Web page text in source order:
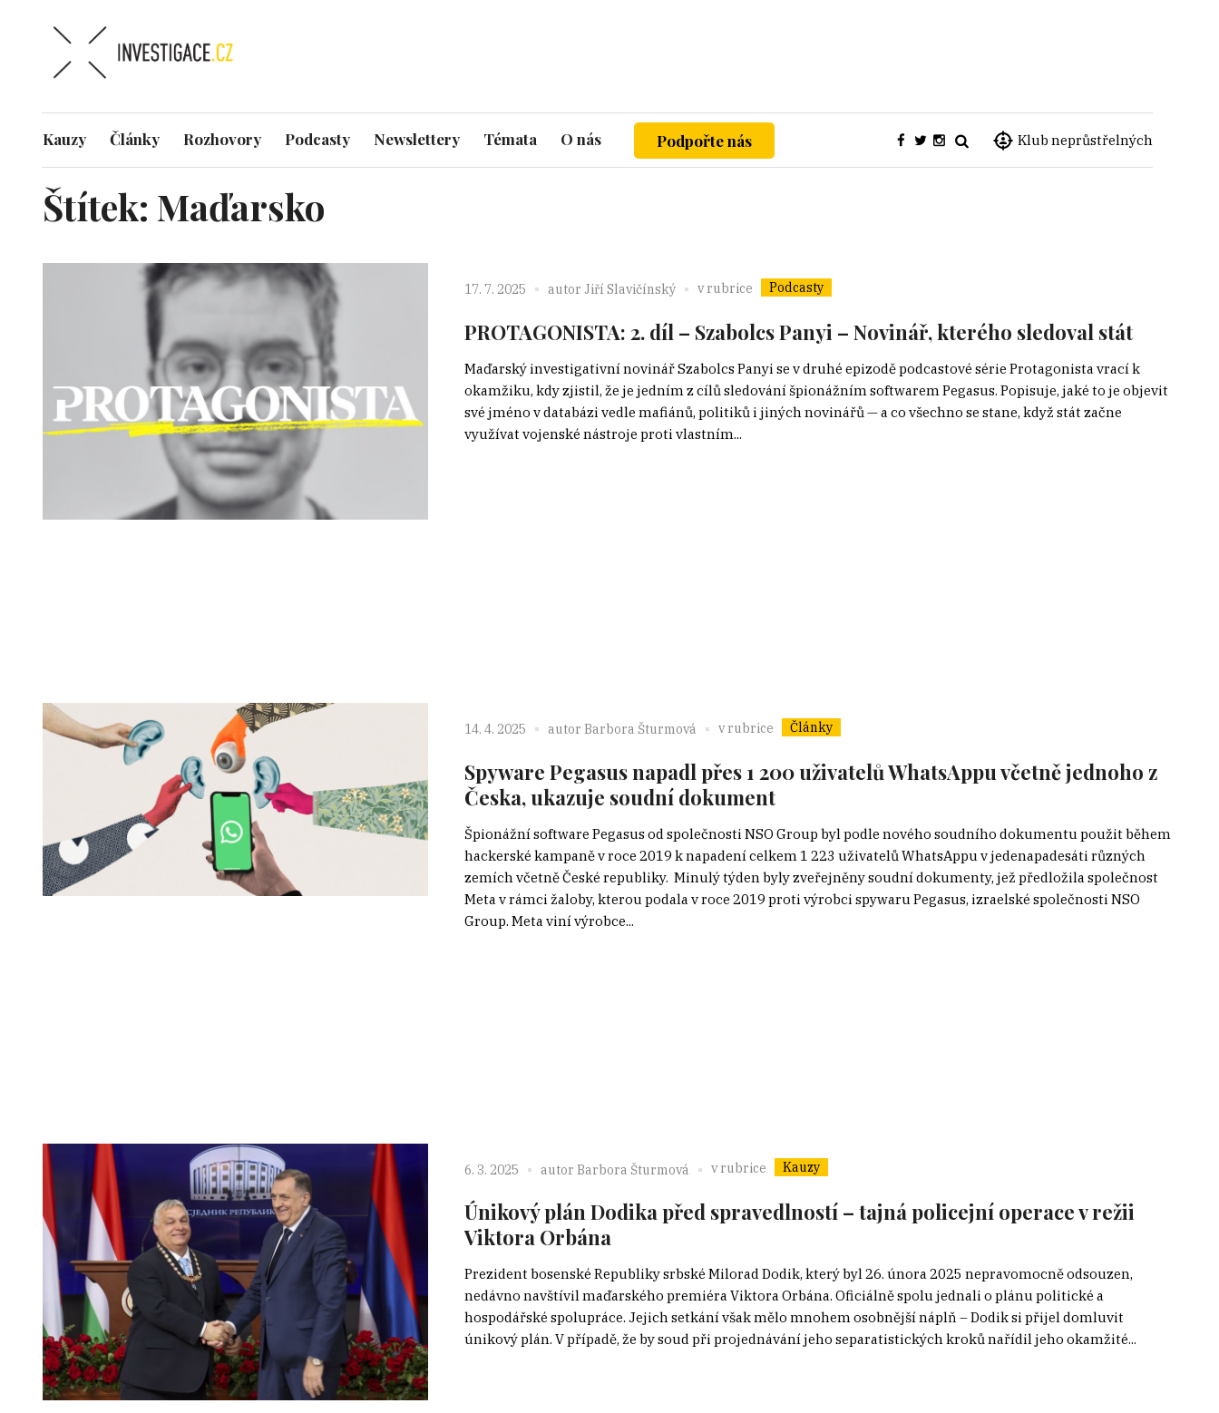
Klub neprůstřelných
Kauzy Články Rozhovory Podcasty Newslettery Témata O nás Podpořte nás
Štítek: Maďarsko
17. 7. 2025 autor Jiří Slavičínský v rubrice Podcasty
PROTAGONISTA: 2. díl – Szabolcs Panyi – Novinář, kterého sledoval stát
Maďarský investigativní novinář Szabolcs Panyi se v druhé epizodě podcastové série Protagonista vrací k
okamžiku, kdy zjistil, že je jedním z cílů sledování špionážním softwarem Pegasus. Popisuje, jaké to je objevit
své jméno v databázi vedle mafiánů, politiků i jiných novinářů — a co všechno se stane, když stát začne
využívat vojenské nástroje proti vlastním...
14. 4. 2025 autor Barbora Šturmová v rubrice Články
Spyware Pegasus napadl přes 1 200 uživatelů WhatsAppu včetně jednoho z
Česka, ukazuje soudní dokument
Špionážní software Pegasus od společnosti NSO Group byl podle nového soudního dokumentu použit během
hackerské kampaně v roce 2019 k napadení celkem 1 223 uživatelů WhatsAppu v jedenapadesáti různých
zemích včetně České republiky. Minulý týden byly zveřejněny soudní dokumenty, jež předložila společnost
Meta v rámci žaloby, kterou podala v roce 2019 proti výrobci spywaru Pegasus, izraelské společnosti NSO
Group. Meta viní výrobce...
6. 3. 2025 autor Barbora Šturmová v rubrice Kauzy
Únikový plán Dodika před spravedlností – tajná policejní operace v režii
Viktora Orbána
Prezident bosenské Republiky srbské Milorad Dodik, který byl 26. února 2025 nepravomocně odsouzen,
nedávno navštívil maďarského premiéra Viktora Orbána. Oficiálně spolu jednali o plánu politické a
hospodářské spolupráce. Jejich setkání však mělo mnohem osobnější náplň – Dodik si přijel domluvit
únikový plán. V případě, že by soud při projednávání jeho separatistických kroků nařídil jeho okamžité...